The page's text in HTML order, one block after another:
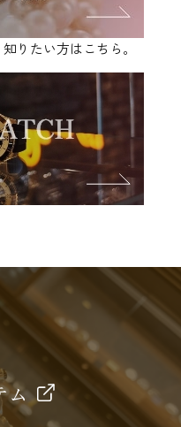
りたい方はこちら。